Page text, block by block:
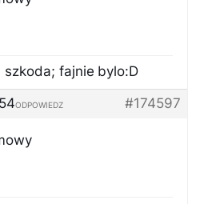
szkoda; fajnie bylo:D
#174597
ODPOWIEDZ